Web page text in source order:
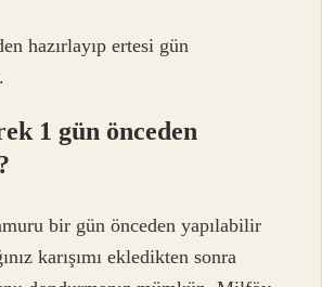
hazırlayıp ertesi gün
1 gün önceden
bir gün önceden yapılabilir
karışımı ekledikten sonra